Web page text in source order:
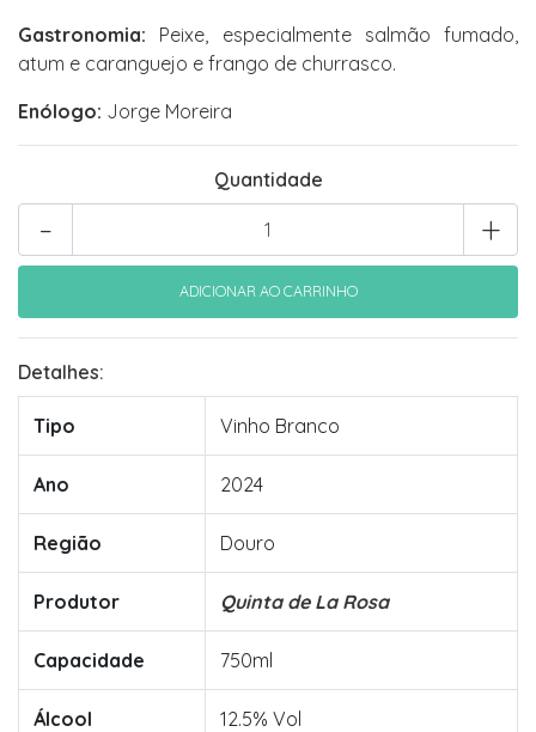
Gastronomia: Peixe, especialmente salmão fumado,
atum e caranguejo e frango de churrasco.
Enólogo: Jorge Moreira
Quantidade
+
-
Detalhes:
Tipo Vinho Branco
Ano 2024
Região Douro
Produtor Quinta de La Rosa
Capacidade 750ml
Álcool 12.5% Vol